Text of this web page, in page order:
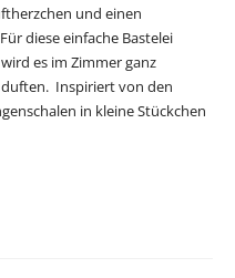
und einen
diese einfache Bastelei
es im Zimmer ganz
Inspiriert von den
in kleine Stückchen